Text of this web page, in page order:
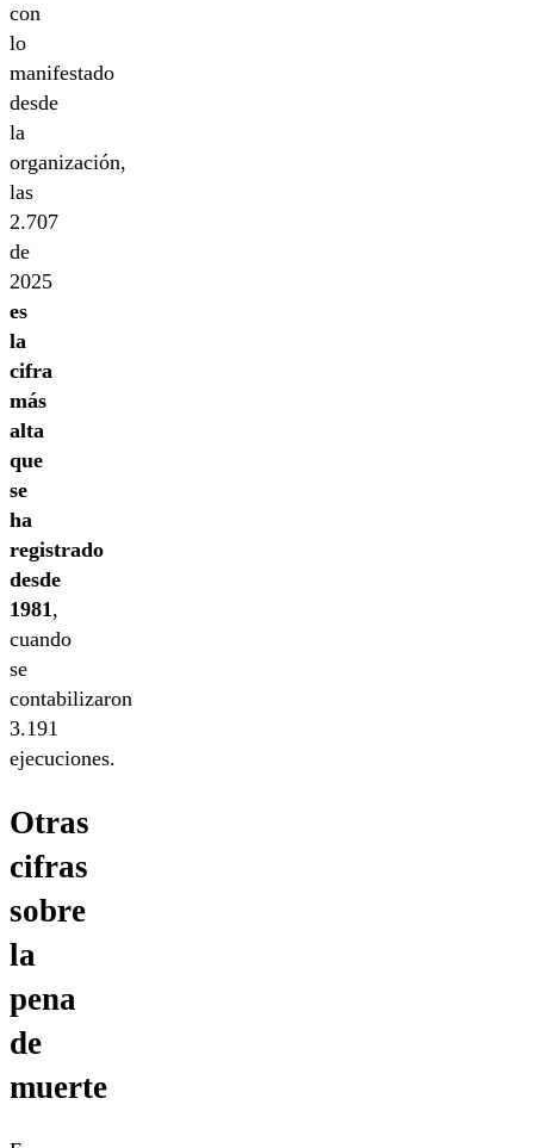
con
lo
manifestado
desde
la
organización,
las
2.707
de
2025
es
la
cifra
más
alta
que
se
ha
registrado
desde
1981,
cuando
se
contabilizaron
3.191
ejecuciones.
Otras
cifras
sobre
la
pena
de
muerte